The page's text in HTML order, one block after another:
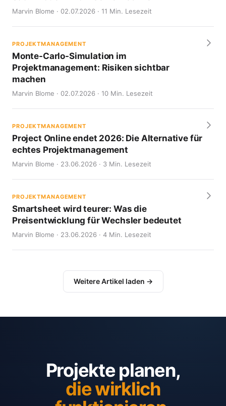
Marvin Blome · 02.07.2026 · 11 Min. Lesezeit
PROJEKTMANAGEMENT
Monte-Carlo-Simulation im
Projektmanagement: Risiken sichtbar
machen
Marvin Blome · 02.07.2026 · 10 Min. Lesezeit
PROJEKTMANAGEMENT
Project Online endet 2026: Die Alternative für
echtes Projektmanagement
Marvin Blome · 23.06.2026 · 3 Min. Lesezeit
PROJEKTMANAGEMENT
Smartsheet wird teurer: Was die
Preisentwicklung für Wechsler bedeutet
Marvin Blome · 23.06.2026 · 4 Min. Lesezeit
Weitere Artikel laden →
Projekte planen,
die wirklich